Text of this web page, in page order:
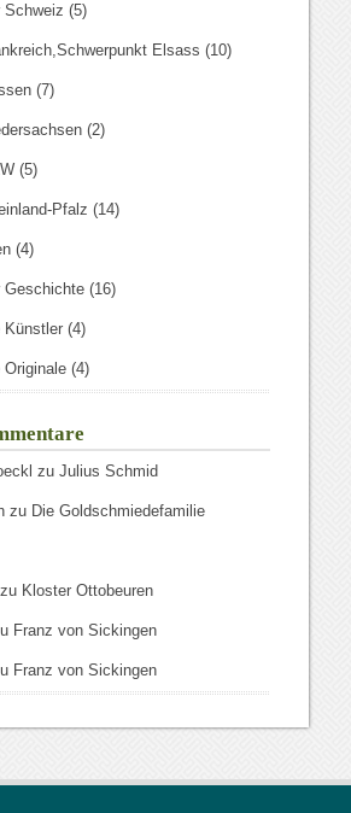
Schweiz (5)
Elsass (10)
(7)
(2)
(5)
Pfalz (14)
(4)
Geschichte (16)
Künstler (4)
(4)
zuJulius Schmid
zu Die Goldschmiedefamilie
zu Kloster Ottobeuren
Franz von Sickingen
Franz von Sickingen